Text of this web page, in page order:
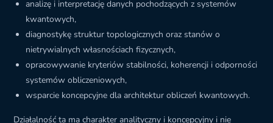
analizę i interpretację danych pochodzących z systemów
kwantowych,
diagnostykę struktur topologicznych oraz stanów o
nietrywialnych własnościach fizycznych,
opracowywanie kryteriów stabilności, koherencji i odporności
systemów obliczeniowych,
wsparcie koncepcyjne dla architektur obliczeń kwantowych.
Działalność ta ma charakter analityczny i koncepcyjny i nie